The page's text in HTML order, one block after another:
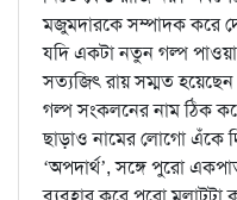
মজুমদারকে সম্পাদক করে
যদি একটা নতুন গল্প
সত্যজিৎ রায় সম্মত
গল্প সংকলনের নাম ঠিক
ছাড়াও নামের লোগো এঁকে
‘অপদার্থ’, সঙ্গে পুরো